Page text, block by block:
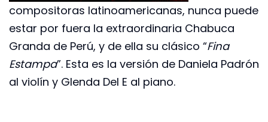
compositoras latinoamericanas, nunca puede
estar por fuera la extraordinaria Chabuca
Granda de Perú, y de ella su clásico “Fina
Estampa”. Esta es la versión de Daniela Padrón
al violín y Glenda Del E al piano.